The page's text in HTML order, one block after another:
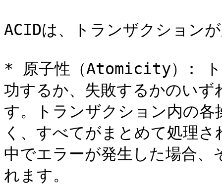
ACIDは、トランザクション
* 原子性（Atomicity）: ト
功するか、失敗するかのい
す。トランザクション内の
く、すべてがまとめて処理
中でエラーが発生した場合
れます。